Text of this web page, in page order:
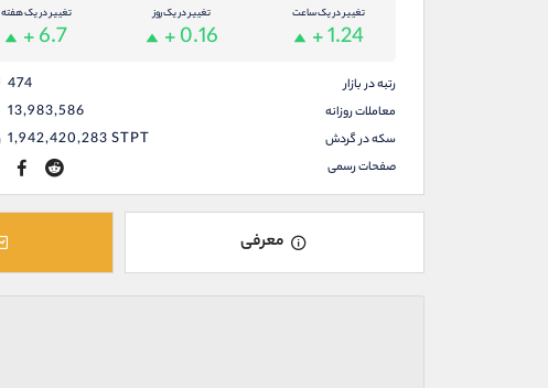
تغییر در یک ساعت
+ 1.24
تغییر در یک روز
+ 0.16
تغییر در یک هفته
+ 6.7
رتبه در بازار 474
معاملات روزانه
13,983,586
سکه در گردش 1,942,420,283STPT
صفحات رسمی
معرفی